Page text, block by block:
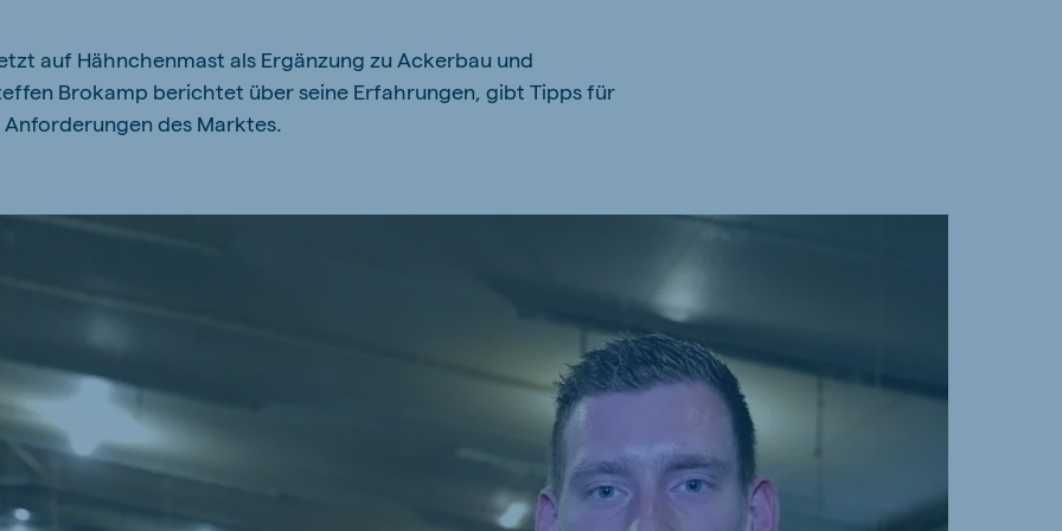
auf Hähnchenmast als Ergänzung zu Ackerbau und
Brokamp berichtet über seine Erfahrungen, gibt Tipps für
des Marktes.
Indonesian
Africa
(Koudijs)